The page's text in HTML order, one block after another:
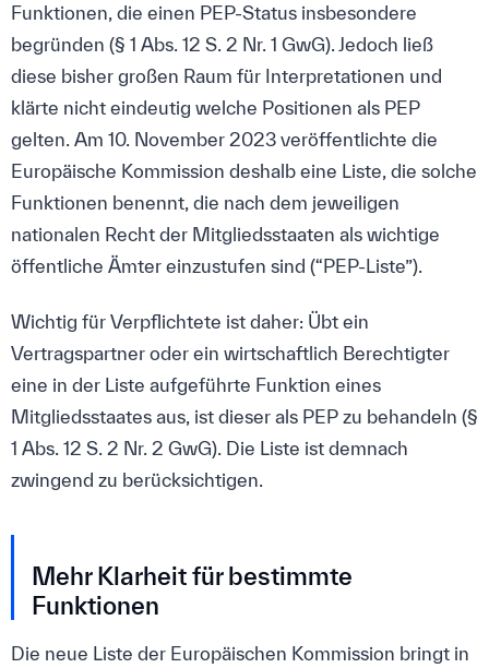
Funktionen, die einen PEP-Status insbesondere
begründen (§ 1 Abs. 12 S. 2 Nr. 1 GwG). Jedoch ließ
diese bisher großen Raum für Interpretationen und
klärte nicht eindeutig welche Positionen als PEP
gelten. Am 10. November 2023 veröffentlichte die
Europäische Kommission deshalb eine Liste, die solche
Funktionen benennt, die nach dem jeweiligen
nationalen Recht der Mitgliedsstaaten als wichtige
öffentliche Ämter einzustufen sind (“PEP-Liste”).
Wichtig für Verpflichtete ist daher: Übt ein
Vertragspartner oder ein wirtschaftlich Berechtigter
eine in der Liste aufgeführte Funktion eines
Mitgliedsstaates aus, ist dieser als PEP zu behandeln (§
1 Abs. 12 S. 2 Nr. 2 GwG). Die Liste ist demnach
zwingend zu berücksichtigen.
Mehr Klarheit für bestimmte
Funktionen
Die neue Liste der Europäischen Kommission bringt in